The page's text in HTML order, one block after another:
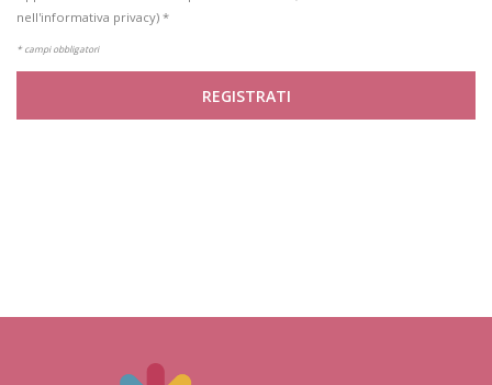
nell'informativa privacy) *
* campi obbligatori
REGISTRATI